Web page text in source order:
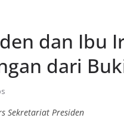
dan Ibu
dari
Sekretariat Presiden